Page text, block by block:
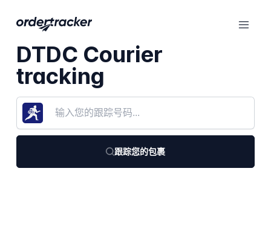
DTDC Courier
tracking
跟踪您的包裹